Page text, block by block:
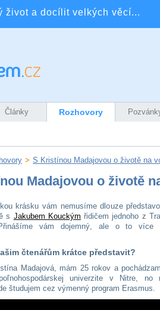
život a docílit velkých věcí...
Články Rozhovory
> S Kristínou Madajovou o životě na
Madajovou o životě
krásku vám nemusíme dlouze
s Jakubem Kouckým řidičem jednoho z
vám dojemný, ale o to více
čtenářům krátce představit?
Madajová, mám 25 rokov a
univerzite v Nitre, no
študujem cez výmenný program Erasmus.